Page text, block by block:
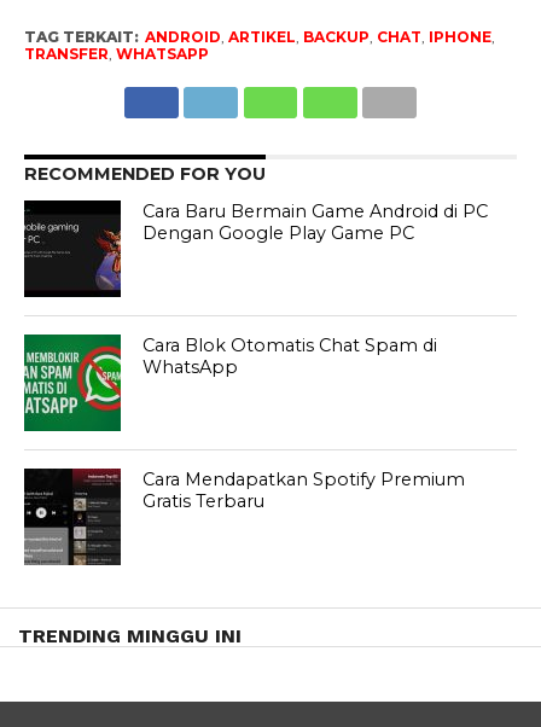
TAG TERKAIT: ANDROID, ARTIKEL, BACKUP, CHAT, IPHONE,
TRANSFER, WHATSAPP
RECOMMENDED FOR YOU
Cara Baru Bermain Game Android di PC
Dengan Google Play Game PC
Cara Blok Otomatis Chat Spam di
WhatsApp
Cara Mendapatkan Spotify Premium
Gratis Terbaru
TRENDING MINGGU INI